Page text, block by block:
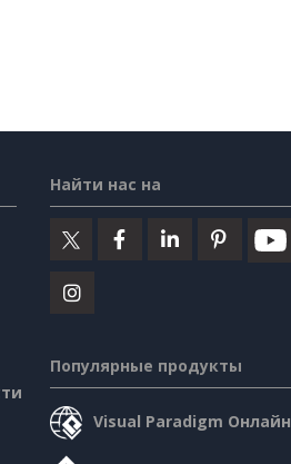
Найти нас на
Популярные продукты
Visual Paradigm Онлайн